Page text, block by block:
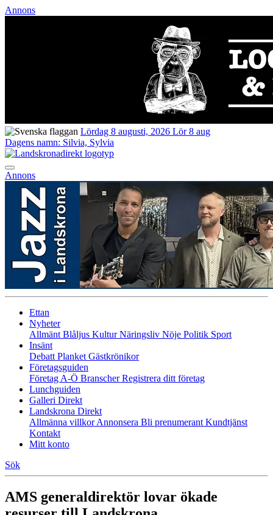
Annons
Lördag 8 augusti, 2026 Lör 8 aug
Dagens namn: Silvia, Sylvia
Annons
Ettan
Nyheter
Allmänt Blåljus KulturNäringsliv Nöje Politik Sport
Insänt
Debatt Planket Gästkrönikor
Företagsguiden
Företag A-Ö BranscherRegistrera ditt företag
Lunchguiden
Galleri Direkt
Landskrona Direkt
Allmänna villkorAnnonsera Bli prenumerant Kundtjänst
Kontakt
Mitt konto
Sök
AMS generaldirektör lovar ökade